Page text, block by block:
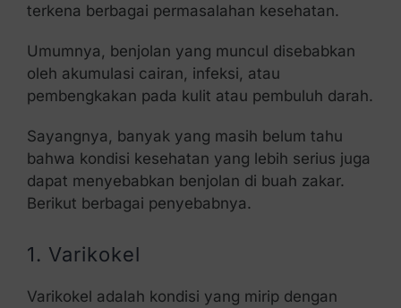
terkena berbagai permasalahan kesehatan.
Umumnya, benjolan yang muncul disebabkan
oleh akumulasi cairan, infeksi, atau
pembengkakan pada kulit atau pembuluh darah.
Sayangnya, banyak yang masih belum tahu
bahwa kondisi kesehatan yang lebih serius juga
dapat menyebabkan benjolan di buah zakar.
Berikut berbagai penyebabnya.
1. Varikokel
Varikokel adalah kondisi yang mirip dengan